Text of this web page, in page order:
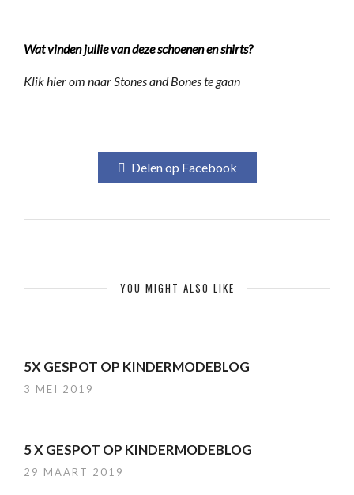
Wat vinden jullie van deze schoenen en shirts?
Klik hier om naar Stones and Bones te gaan
Delen op Facebook
YOU MIGHT ALSO LIKE
5X GESPOT OP KINDERMODEBLOG
3 MEI 2019
5 X GESPOT OP KINDERMODEBLOG
29 MAART 2019